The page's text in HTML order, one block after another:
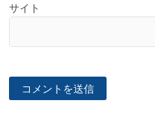
サイト